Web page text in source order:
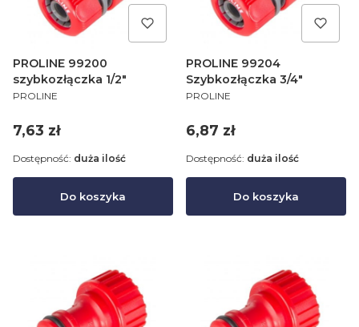
PROLINE 99200
szybkozłączka 1/2"
PRODUCENT
PROLINE
Cena
7,63 zł
Do koszyka
Dostępność: duża ilość
PROLINE 99204
Szybkozłączka 3/4"
PRODUCENT
PROLINE
Cena
6,87 zł
Do koszyka
Dostępność: duża ilość